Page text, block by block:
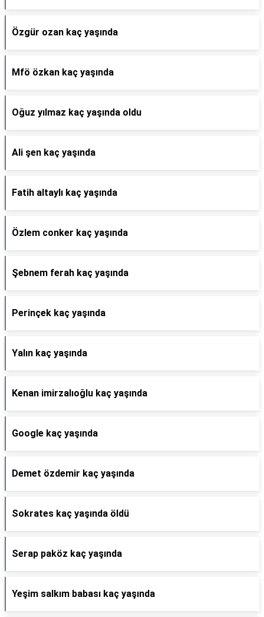
Özgür ozan kaç yaşında
Mfö özkan kaç yaşında
Oğuz yılmaz kaç yaşında oldu
Ali şen kaç yaşında
Fatih altaylı kaç yaşında
Özlem conker kaç yaşında
Şebnem ferah kaç yaşında
Perinçek kaç yaşında
Yalın kaç yaşında
Kenan imirzalıoğlu kaç yaşında
Google kaç yaşında
Demet özdemir kaç yaşında
Sokrates kaç yaşında öldü
Serap paköz kaç yaşında
Yeşim salkım babası kaç yaşında